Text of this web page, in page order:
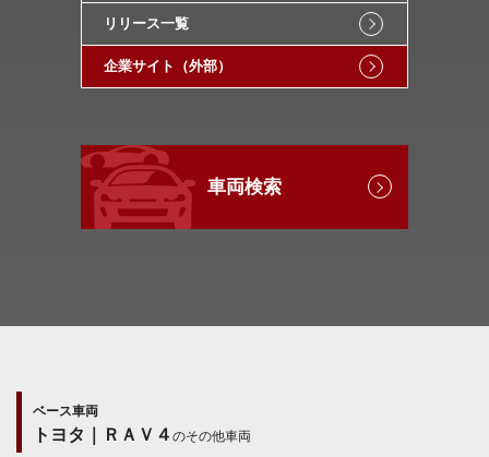
リリース一覧
企業サイト（外部）
車両検索
ベース車両
トヨタ｜ＲＡＶ４ のその他車両